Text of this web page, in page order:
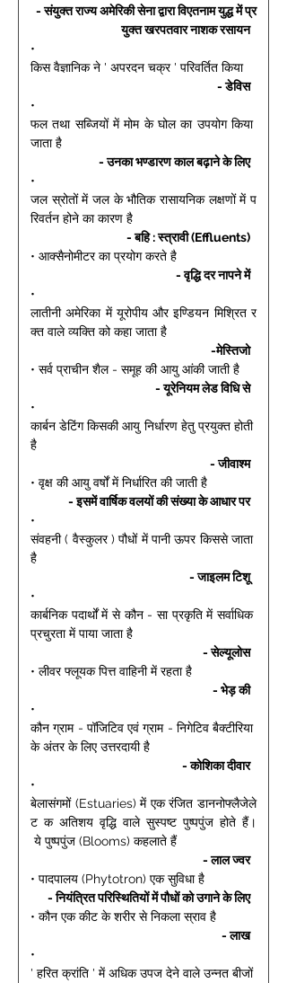
- संयुक्त राज्य अमेरिकी सेना द्वारा विएतनाम युद्ध में प्र
युक्त खरपतवार नाशक रसायन
•
किस वैज्ञानिक ने ' अपरदन चक्र ' परिवर्तित किया
- डेविस
•
फल तथा सब्जियों में मोम के घोल का उपयोग किया
जाता है
- उनका भण्डारण काल बढ़ाने के लिए
•
जल स्रोतों में जल के भौतिक रासायनिक लक्षणों में प
रिवर्तन होने का कारण है
- बहि : स्त्रावी (Effluents)
• आक्सैनोमीटर का प्रयोग करते है
- वृद्धि दर नापने में
•
लातीनी अमेरिका में यूरोपीय और इण्डियन मिश्रित र
क्त वाले व्यक्ति को कहा जाता है
-मेस्तिजो
• सर्व प्राचीन शैल - समूह की आयु आंकी जाती है
- यूरेनियम लेड विधि से
•
कार्बन डेटिंग किसकी आयु निर्धारण हेतु प्रयुक्त होती
है
- जीवाश्म
• वृक्ष की आयु वर्षों में निर्धारित की जाती है
- इसमें वार्षिक वलयों की संख्या के आधार पर
•
संवहनी ( वैस्कुलर ) पौधों में पानी ऊपर किससे जाता
है
- जाइलम टिशू
•
कार्बनिक पदार्थों में से कौन - सा प्रकृति में सर्वाधिक
प्रचुरता में पाया जाता है
- सेल्यूलोस
• लीवर फ्लूयक पित्त वाहिनी में रहता है
- भेड़ की
•
कौन ग्राम - पॉजिटिव एवं ग्राम - निगेटिव बैक्टीरिया
के अंतर के लिए उत्तरदायी है
- कोशिका दीवार
•
बेलासंगमों (Estuaries) में एक रंजित डाननोफ्लैजेले
ट क अतिशय वृद्धि वाले सुस्पष्ट पुष्पपुंज होते हैं।
ये पुष्पपुंज (Blooms) कहलाते हैं
- लाल ज्वर
• पादपालय (Phytotron) एक सुविधा है
- नियंत्रित परिस्थितियों में पौधों को उगाने के लिए
• कौन एक कीट के शरीर से निकला स्राव है
- लाख
•
' हरित क्रांति ' में अधिक उपज देने वाले उन्नत बीजों